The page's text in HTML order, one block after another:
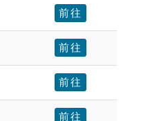
前往
前往
前往
前往